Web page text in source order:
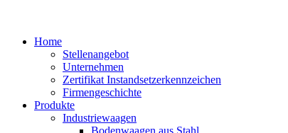
Home
Stellenangebot
Unternehmen
Zertifikat Instandsetzerkennzeichen
Firmengeschichte
Produkte
Industriewaagen
Bodenwaagen aus Stahl